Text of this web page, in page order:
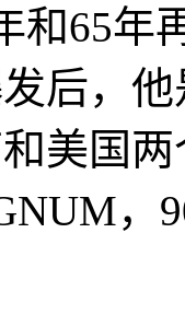
和65年
后，
美国
，